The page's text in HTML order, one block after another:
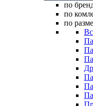
по
по
по